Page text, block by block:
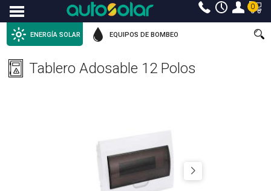
Menu 0
ENERGÍA SOLAR EQUIPOS DE BOMBEO
Tablero Adosable 12 Polos